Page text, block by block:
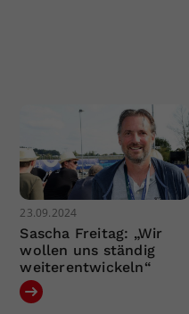
23.09.2024
Sascha Freitag: „Wir
wollen uns ständig
weiterentwickeln“